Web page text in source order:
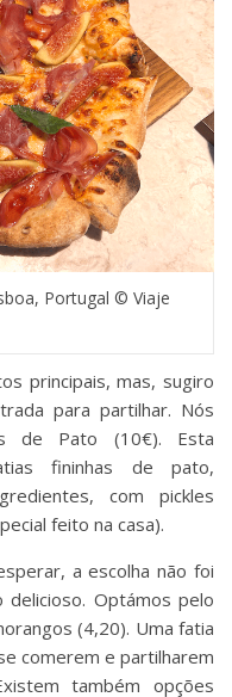
Portugal © Viaje
principais, mas, sugiro
para partilhar. Nós
de Pato (10€). Esta
fininhas de pato,
com pickles
feito na casa).
a escolha não foi
Optámos pelo
(4,20). Uma fatia
comerem e partilharem
também opções